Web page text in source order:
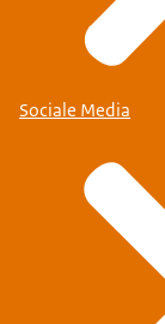
Sociale Media